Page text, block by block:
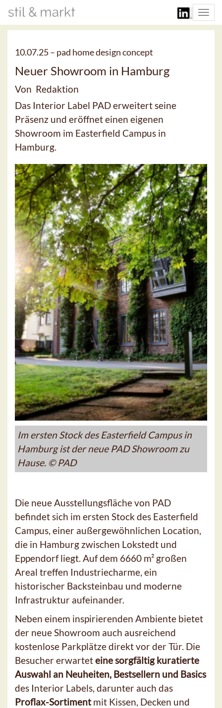
10.07.25 – pad home design concept
Neuer Showroom in Hamburg
Von Redaktion
Das Interior Label PAD erweitert seine
Präsenz und eröffnet einen eigenen
Showroom im Easterfield Campus in
Hamburg.
Im ersten Stock des Easterfield Campus in
Hamburg ist der neue PAD Showroom zu
Hause. © PAD
Die neue Ausstellungsfläche von PAD
befindet sich im ersten Stock des Easterfield
Campus, einer außergewöhnlichen Location,
die in Hamburg zwischen Lokstedt und
Eppendorf liegt. Auf dem 6660 m² großen
Areal treffen Industriecharme, ein
historischer Backsteinbau und moderne
Infrastruktur aufeinander.
Neben einem inspirierenden Ambiente bietet
der neue Showroom auch ausreichend
kostenlose Parkplätze direkt vor der Tür. Die
Besucher erwarteteine sorgfältig kuratierte
Auswahl an Neuheiten, Bestsellern und Basics
des Interior Labels, darunter auch das
Proflax-Sortimentmit Kissen, Decken und